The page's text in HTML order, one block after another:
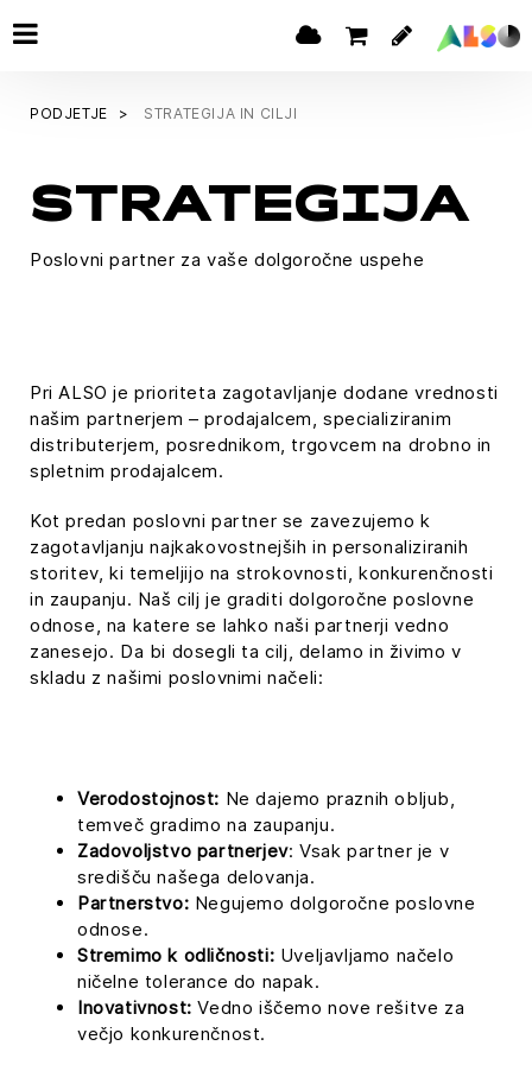
PODJETJE STRATEGIJA IN CILJI
STRATEGIJA
Poslovni partner za vaše dolgoročne uspehe
Pri ALSO je prioriteta zagotavljanje dodane vrednosti
našim partnerjem – prodajalcem, specializiranim
distributerjem, posrednikom, trgovcem na drobno in
spletnim prodajalcem.
Kot predan poslovni partner se zavezujemo k
zagotavljanju najkakovostnejših in personaliziranih
storitev, ki temeljijo na strokovnosti, konkurenčnosti
in zaupanju. Naš cilj je graditi dolgoročne poslovne
odnose, na katere se lahko naši partnerji vedno
zanesejo. Da bi dosegli ta cilj, delamo in živimo v
skladu z našimi poslovnimi načeli:
Verodostojnost: Ne dajemo praznih obljub,
temveč gradimo na zaupanju.
Zadovoljstvo partnerjev: Vsak partner je v
središču našega delovanja.
Partnerstvo: Negujemo dolgoročne poslovne
odnose.
Stremimo k odličnosti: Uveljavljamo načelo
ničelne tolerance do napak.
Inovativnost: Vedno iščemo nove rešitve za
večjo konkurenčnost.